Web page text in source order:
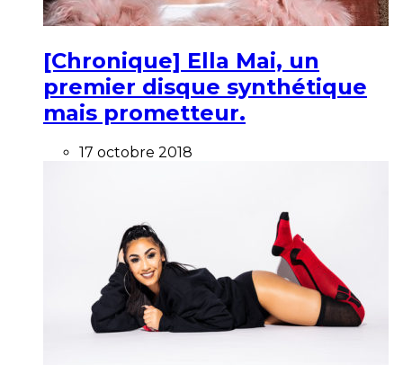
[Chronique] Ella Mai, un
premier disque synthétique
mais prometteur.
17 octobre 2018